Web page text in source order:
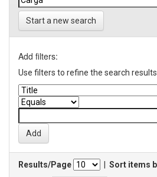
Start a new search
Add filters:
Use filters to refine the search results.
Results/Page
Sort items